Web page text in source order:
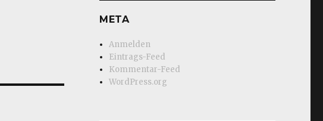
META
Anmelden
Eintrags-Feed
Kommentar-Feed
WordPress.org